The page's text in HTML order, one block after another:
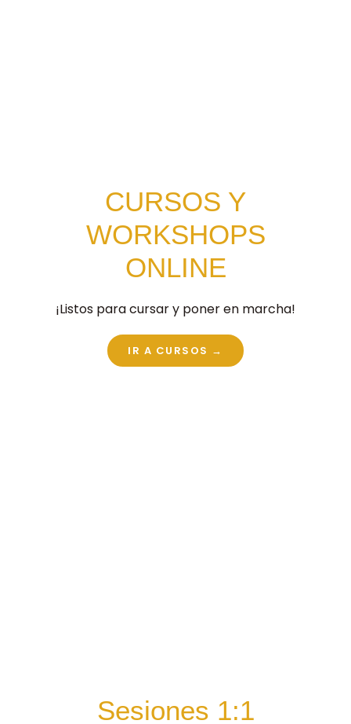
CURSOS Y
WORKSHOPS
ONLINE
¡Listos para cursar y poner en marcha!
IR A CURSOS →
Sesiones 1:1